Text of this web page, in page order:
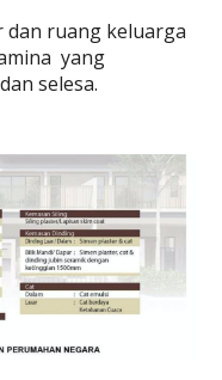
dan ruang keluarga
yang
selesa.